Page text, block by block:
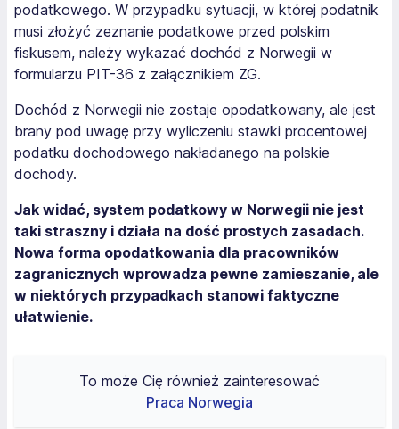
podatkowego. W przypadku sytuacji, w której podatnik
musi złożyć zeznanie podatkowe przed polskim
fiskusem, należy wykazać dochód z Norwegii w
formularzu PIT-36 z załącznikiem ZG.
Dochód z Norwegii nie zostaje opodatkowany, ale jest
brany pod uwagę przy wyliczeniu stawki procentowej
podatku dochodowego nakładanego na polskie
dochody.
Jak widać, system podatkowy w Norwegii nie jest
taki straszny i działa na dość prostych zasadach.
Nowa forma opodatkowania dla pracowników
zagranicznych wprowadza pewne zamieszanie, ale
w niektórych przypadkach stanowi faktyczne
ułatwienie.
To może Cię również zainteresować
Praca Norwegia